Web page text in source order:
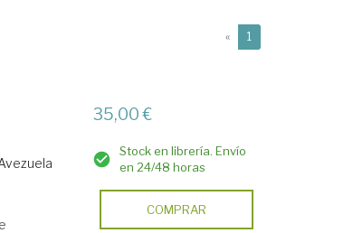
« 1
35,00 €
Stock en librería. Envío
en 24/48 horas
COMPRAR